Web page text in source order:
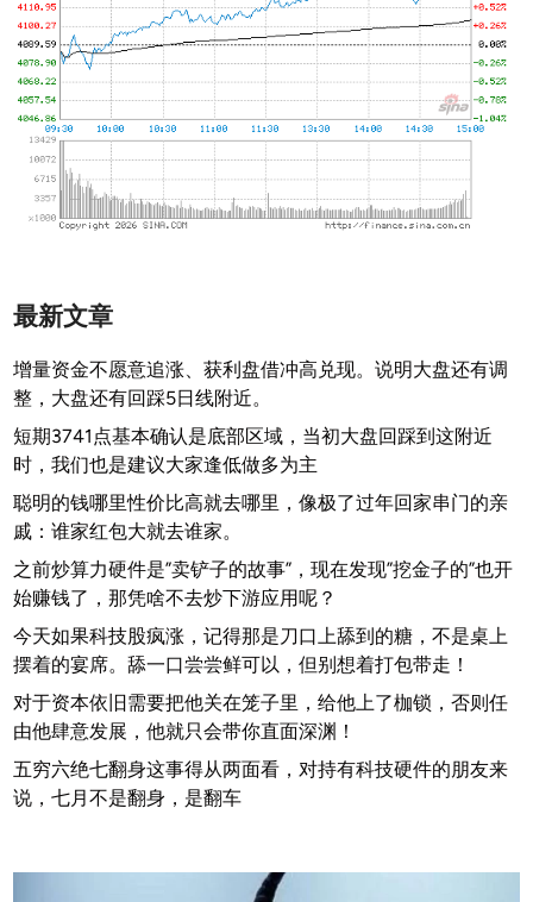
最新文章
增量资金不愿意追涨、获利盘借冲高兑现。说明大盘还有调
整，大盘还有回踩5日线附近。
短期3741点基本确认是底部区域，当初大盘回踩到这附近
时，我们也是建议大家逢低做多为主
聪明的钱哪里性价比高就去哪里，像极了过年回家串门的亲
戚：谁家红包大就去谁家。
之前炒算力硬件是”卖铲子的故事”，现在发现”挖金子的”也开
始赚钱了，那凭啥不去炒下游应用呢？
今天如果科技股疯涨，记得那是刀口上舔到的糖，不是桌上
摆着的宴席。舔一口尝尝鲜可以，但别想着打包带走！
对于资本依旧需要把他关在笼子里，给他上了枷锁，否则任
由他肆意发展，他就只会带你直面深渊！
五穷六绝七翻身这事得从两面看，对持有科技硬件的朋友来
说，七月不是翻身，是翻车